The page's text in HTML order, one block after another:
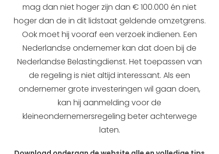
mag dan niet hoger zijn dan € 100.000 én niet
hoger dan de in dit lidstaat geldende omzetgrens.
Ook moet hij vooraf een verzoek indienen. Een
Nederlandse ondernemer kan dat doen bij de
Nederlandse Belastingdienst. Het toepassen van
de regeling is niet altijd interessant. Als een
ondernemer grote investeringen wil gaan doen,
kan hij aanmelding voor de
kleineondernemersregeling beter achterwege
laten.